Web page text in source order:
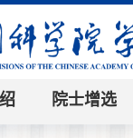
院士增选